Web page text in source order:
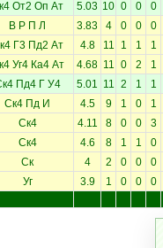
От2 Оп Ат 5.03 10 0 0 0
В Р П Л 3.83 4 0 0 0
Г3 Пд2 Ат 4.8 11 1 1 1
Уг4 Ка4 Ат 4.68 11 0 2 1
Пд4 Г У4 5.01 11 2 1 1
Ск4 Пд И 4.5 9 1 0 1
Ск4 4.11 8 0 0 3
Ск4 4.6 8 1 1 0
Ск 4 2 0 0 0
Уг 3.9 1 0 0 0